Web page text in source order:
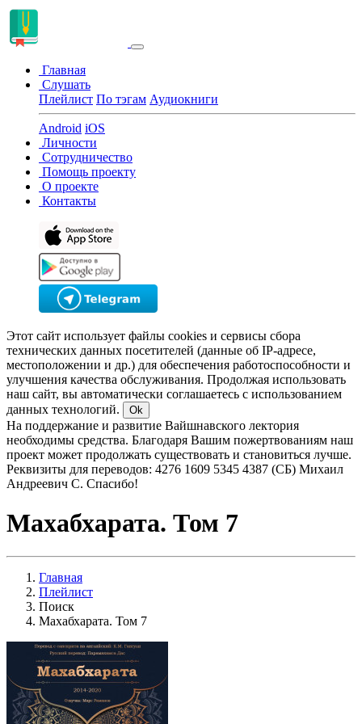
Главная
Слушать
Плейлист По тэгам Аудиокниги
Android iOS
Личности
Сотрудничество
Помощь проекту
О проекте
Контакты
Этот сайт использует файлы cookies и сервисы сбора
технических данных посетителей (данные об IP-адресе,
местоположении и др.) для обеспечения работоспособности и
улучшения качества обслуживания. Продолжая использовать
наш сайт, вы автоматически соглашаетесь с использованием
данных технологий.
Ok
На поддержание и развитие Вайшнавского лектория
необходимы средства. Благодаря Вашим пожертвованиям наш
проект может продолжать существовать и становиться лучше.
Реквизиты для переводов: 4276 1609 5345 4387 (СБ) Михаил
Андреевич С. Спасибо!
Махабхарата. Том 7
Главная
Плейлист
Поиск
Махабхарата. Том 7